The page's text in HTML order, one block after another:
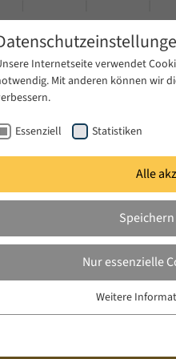
Publikationen
Internetseite verwendet
Mit anderen können wir
Essenziell Statistiken
Alle
Nur essenzielle
Essenzielle Cookies werden für
Weitere